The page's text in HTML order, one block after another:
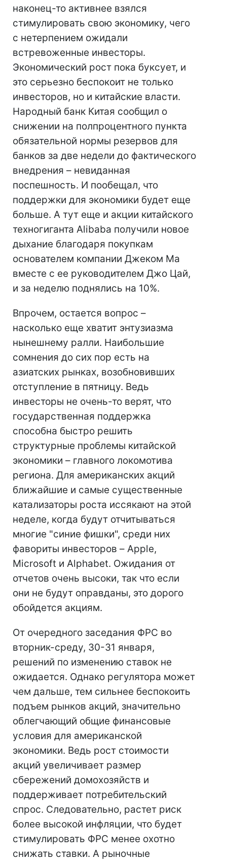
наконец-то активнее взялся
стимулировать свою экономику, чего
с нетерпением ожидали
встревоженные инвесторы.
Экономический рост пока буксует, и
это серьезно беспокоит не только
инвесторов, но и китайские власти.
Народный банк Китая сообщил о
снижении на полпроцентного пункта
обязательной нормы резервов для
банков за две недели до фактического
внедрения – невиданная
поспешность. И пообещал, что
поддержки для экономики будет еще
больше. А тут еще и акции китайского
техногиганта Alibaba получили новое
дыхание благодаря покупкам
основателем компании Джеком Ма
вместе с ее руководителем Джо Цай,
и за неделю поднялись на 10%.
Впрочем, остается вопрос –
насколько еще хватит энтузиазма
нынешнему ралли. Наибольшие
сомнения до сих пор есть на
азиатских рынках, возобновивших
отступление в пятницу. Ведь
инвесторы не очень-то верят, что
государственная поддержка
способна быстро решить
структурные проблемы китайской
экономики – главного локомотива
региона. Для американских акций
ближайшие и самые существенные
катализаторы роста иссякают на этой
неделе, когда будут отчитываться
многие "синие фишки", среди них
фавориты инвесторов – Apple,
Microsoft и Alphabet. Ожидания от
отчетов очень высоки, так что если
они не будут оправданы, это дорого
обойдется акциям.
От очередного заседания ФРС во
вторник-среду, 30-31 января,
решений по изменению ставок не
ожидается. Однако регулятора может
чем дальше, тем сильнее беспокоить
подъем рынков акций, значительно
облегчающий общие финансовые
условия для американской
экономики. Ведь рост стоимости
акций увеличивает размер
сбережений домохозяйств и
поддерживает потребительский
спрос. Следовательно, растет риск
более высокой инфляции, что будет
стимулировать ФРС менее охотно
снижать ставки. А рыночные